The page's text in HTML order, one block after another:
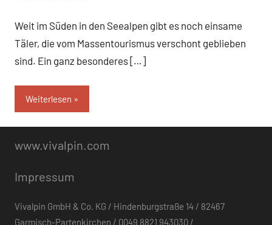
Weit im Süden in den Seealpen gibt es noch einsame
Täler, die vom Massentourismus verschont geblieben
sind. Ein ganz besonderes […]
Weiterlesen
www.vivalpin.com
Impressum
Vivalpin GmbH & Co. KG / Hindenburgstraße 14 / 82467
Garmisch-Partenkirchen / 0049 8821 943030 /